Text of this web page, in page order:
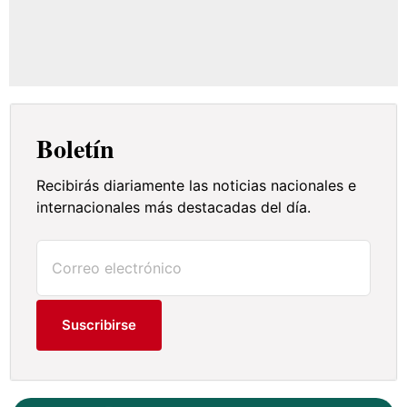
Boletín
Recibirás diariamente las noticias nacionales e
internacionales más destacadas del día.
Suscribirse